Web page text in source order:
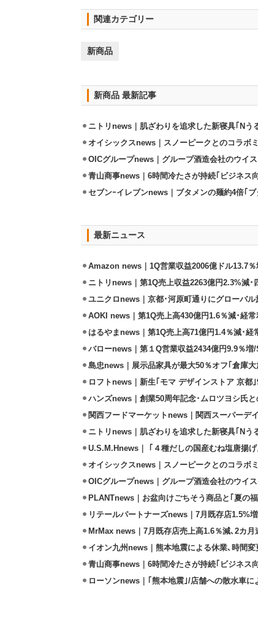
関連カテゴリー
新商品
新商品 最新記事
ニトリnews｜肌ざわりを追求した新寝具｢Nう
オイシックスnews｜スノーピークとのコラボ
OICグループnews｜グループ酒造会社のウイ
青山商事news｜6時間冷たさが持続｢ビジネス
セブンｰイレブンnews｜ブタメンの麺約4倍｢
最新ニュース
Amazon news｜1Q営業収益2006億ドル13.7
ニトリnews｜第1Q売上収益2263億円2.3%減･
ユニクロnews｜京都･河原町通りにグローバル
AOKI news｜第1Q売上高430億円1.6％減･経
はるやまnews｜第1Q売上高71億円1.4％減･経
バローnews｜第１Q営業収益2434億円9.9％増
島忠news｜展示品家具が最大50％オフ｢倉庫
ロフトnews｜新生｢モマ デザインストア 京都
ハンズnews｜創業50周年記念･ムロツヨシ氏
関西フードマーケットnews｜関西スーパーデ
ニトリnews｜肌ざわりを追求した新寝具｢Nう
U.S.M.Hnews｜ ｢４種だしの国産むね塩唐揚
オイシックスnews｜スノーピークとのコラボ
OICグループnews｜グループ酒造会社のウイ
PLANTnews｜お盆向けごちそう商品と｢夏の
リテールパートナーズnews｜7月既存店1.5%
MrMax news｜7月既存店売上高1.6％減､2カ月
イオン九州news｜熊本地震による休業､時間変
青山商事news｜6時間冷たさが持続｢ビジネス
ローソンnews｜｢熊本地震｣/店舗への散水車に